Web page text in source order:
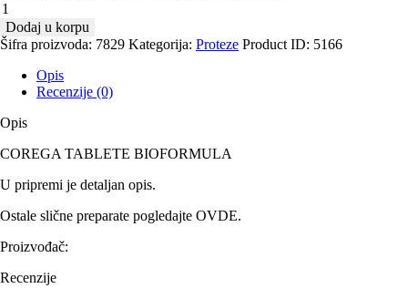
Dodaj u korpu
Šifra proizvoda: 7829 Kategorija: Proteze Product ID: 5166
Opis
Recenzije (0)
Opis
COREGA TABLETE BIOFORMULA
U pripremi je detaljan opis.
Ostale slične preparate pogledajte OVDE.
Proizvođač:
Recenzije